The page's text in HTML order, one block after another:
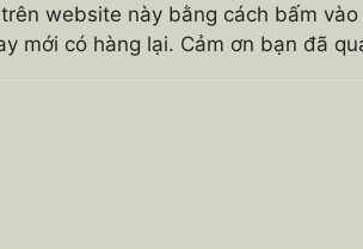
website này bằng cách bấm
mới có hàng lại. Cảm ơn bạn đã